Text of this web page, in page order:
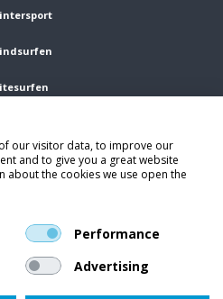
Kleding
en kortingsacties.
our visitor data, to improve our
and to give you a great website
about the cookies we use open the
Performance
Advertising